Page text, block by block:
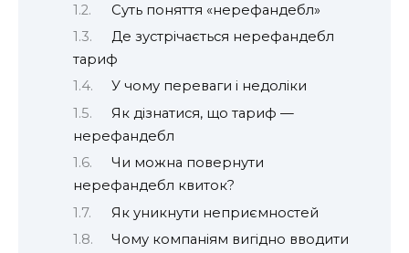
Суть поняття «нерефандебл»
Де зустрічається нерефандебл
тариф
У чому переваги і недоліки
Як дізнатися, що тариф —
нерефандебл
Чи можна повернути
нерефандебл квиток?
Як уникнути неприємностей
Чому компаніям вигідно вводити